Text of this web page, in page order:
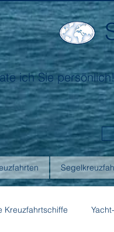
ich Sie
Kreuzfahrtschiffe